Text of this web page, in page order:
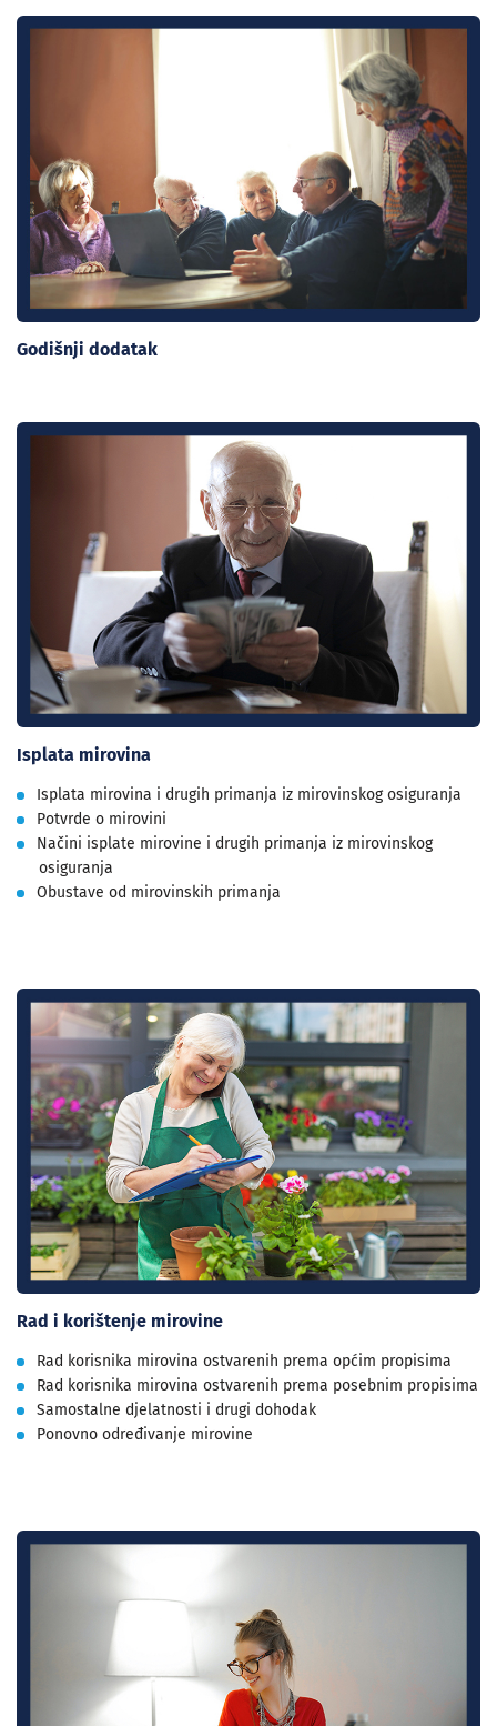
Godišnji dodatak
Isplata mirovina
Isplata mirovina i drugih primanja iz mirovinskog osiguranja
Potvrde o mirovini
Načini isplate mirovine i drugih primanja iz mirovinskog
osiguranja
Obustave od mirovinskih primanja
Rad i korištenje mirovine
Rad korisnika mirovina ostvarenih prema općim propisima
Rad korisnika mirovina ostvarenih prema posebnim propisima
Samostalne djelatnosti i drugi dohodak
Ponovno određivanje mirovine